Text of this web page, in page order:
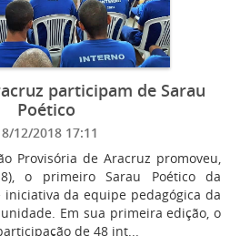
participam de Sarau
Poético
12/2018 17:11
Provisória de Aracruz promoveu,
o primeiro Sarau Poético da
da equipe pedagógica da
Em sua primeira edição, o
de 48 int...